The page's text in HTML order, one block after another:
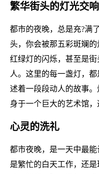
繁华街头的灯光交响
都市的夜晚，总是充?满
头，你会被那五彩斑斓的
红绿灯的闪烁，甚至是
人。这里的每一盏灯，
述着一段段动人的故事
身于一个巨大的艺术馆，
心灵的洗礼
都市夜晚，是一天中最
是繁忙的白天工作，还